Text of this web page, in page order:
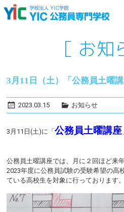
3月11日（土）「公務員土曜
2023.03.15 お知らせ
3月11日(土)に「公務員土曜講座
公務員土曜講座では、月に２回ほど来
2023年度に公務員試験の受験希望の高
ている高校生を対象に行っております。